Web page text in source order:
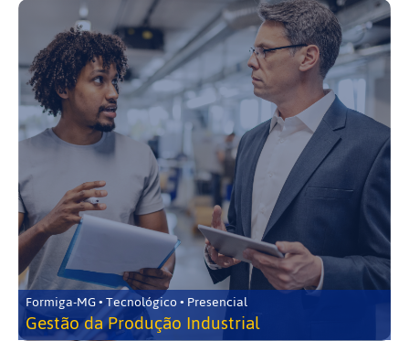
Formiga-MG • Tecnológico • Presencial
Gestão da Produção Industrial